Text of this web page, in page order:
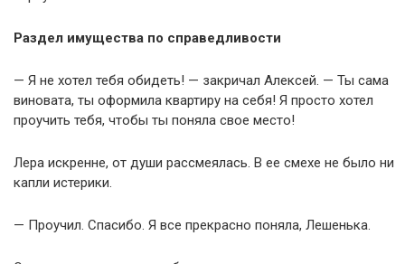
Раздел имущества по справедливости
— Я не хотел тебя обидеть! — закричал Алексей. — Ты сама
виновата, ты оформила квартиру на себя! Я просто хотел
проучить тебя, чтобы ты поняла свое место!
Лера искренне, от души рассмеялась. В ее смехе не было ни
капли истерики.
— Проучил. Спасибо. Я все прекрасно поняла, Лешенька.